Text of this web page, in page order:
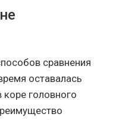
сравнения
оставалась
коре головного